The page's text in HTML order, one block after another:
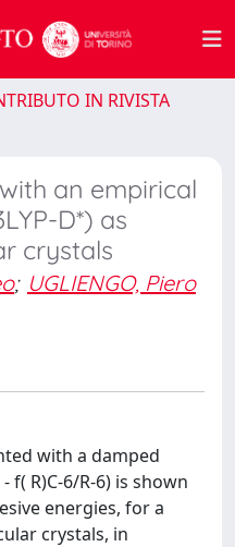
IN RIVISTA
an empirical
D*) as
crystals
; UGLIENGO, Piero
with a damped
R)C-6/R-6) is shown
energies, for a
crystals, in